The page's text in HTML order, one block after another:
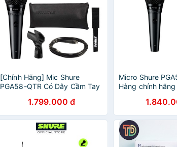
[Chính Hãng] Mic Shure
PGA58-QTR Có Dây Cầm Tay
PGA58QTR Micro PGA58
1.799.000 đ
Micro Shure
Hàng chính
nghiệp cho chất
thanh tuyệt vời